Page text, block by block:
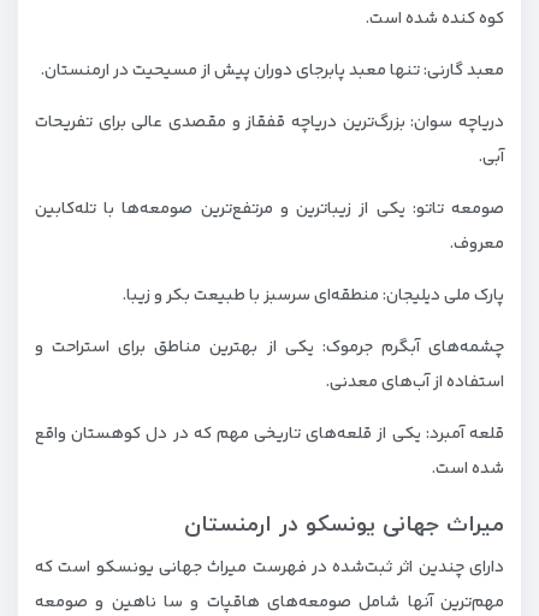
کوه کنده شده است.
معبد گارنی: تنها معبد پابرجای دوران پیش از مسیحیت در ارمنستان.
دریاچه سوان: بزرگ‌ترین دریاچه قفقاز و مقصدی عالی برای تفریحات
آبی.
صومعه تاتو: یکی از زیباترین و مرتفع‌ترین صومعه‌ها با تله‌کابین
معروف.
پارک ملی دیلیجان: منطقه‌ای سرسبز با طبیعت بکر و زیبا.
چشمه‌های آبگرم جرموک: یکی از بهترین مناطق برای استراحت و
استفاده از آب‌های معدنی.
قلعه آمبرد: یکی از قلعه‌های تاریخی مهم که در دل کوهستان واقع
شده است.
میراث جهانی یونسکو در ارمنستان
دارای چندین اثر ثبت‌شده در فهرست میراث جهانی یونسکو است که
مهم‌ترین آنها شامل صومعه‌های هاقپات و سا ناهین و صومعه